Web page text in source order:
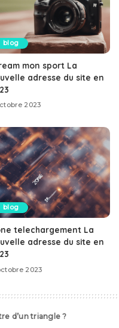
blog
mon sport La
adresse du site en
2023
blog
telechargement La
adresse du site en
2023
d’un triangle ?